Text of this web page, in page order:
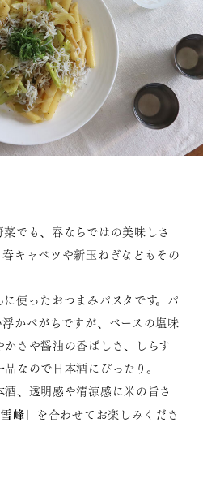
でも、春ならではの美味しさ
キャベツや新玉ねぎなどもその
使ったおつまみパスタです。パ
かべがちですが、ベースの塩味
さや醤油の香ばしさ、しらす
なので日本酒にぴったり。
、透明感や清涼感に米の旨さ
峰」を合わせてお楽しみくださ